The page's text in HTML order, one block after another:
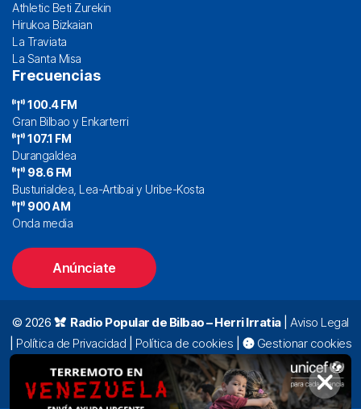
Athletic Beti Zurekin
Hirukoa Bizkaian
La Traviata
La Santa Misa
Frecuencias
100.4 FM
Gran Bilbao y Enkarterri
107.1 FM
Durangaldea
98.6 FM
Busturialdea, Lea-Artibai y Uribe-Kosta
900 AM
Onda media
Anúnciate
© 2026 Radio Popular de Bilbao – Herri Irratia|Aviso Legal
Política de Privacidad Política de cookies
Gestionar cookies
Alda. Mazarredo, 47 – 7º 48009 Bilbao |
94 423 92 00|
oyentes@radiopopular.com